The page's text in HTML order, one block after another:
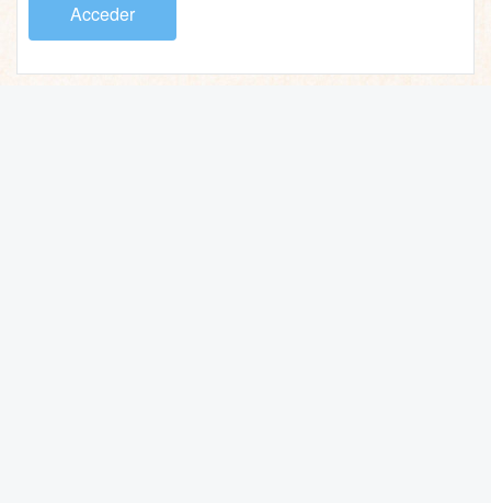
Acceder